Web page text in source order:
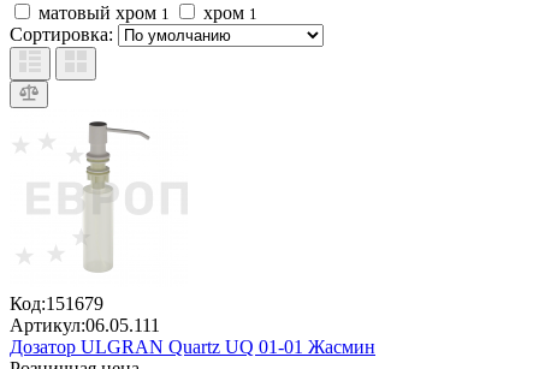
матовый хром 1 хром 1
Сортировка:
Код:151679
Артикул:06.05.111
Дозатор ULGRAN Quartz UQ 01-01 Жасмин